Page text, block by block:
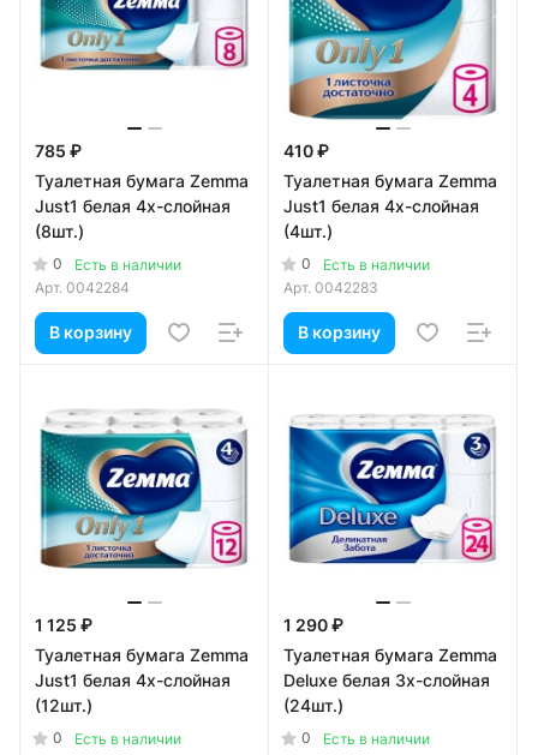
785 ₽
Туалетная бумага Zemma
Just1 белая 4х-слойная
(8шт.)
0
Есть в наличии
Арт. 0042284
В корзину
410 ₽
Туалетная бумага Zemma
Just1 белая 4х-слойная
(4шт.)
0
Есть в наличии
Арт. 0042283
В корзину
1 125 ₽
Туалетная бумага Zemma
Just1 белая 4х-слойная
(12шт.)
0
Есть в наличии
1 290 ₽
Туалетная бумага Zemma
Deluxe белая 3х-слойная
(24шт.)
0
Есть в наличии